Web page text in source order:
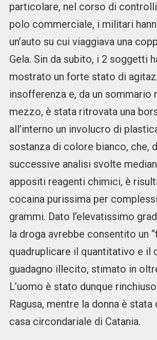
particolare, nel corso di
polo commerciale, i militari
un’auto su cui viaggiava una
Gela. Sin da subito, i 2 soggetti
mostrato un forte stato di
insofferenza e, da un sommario
mezzo, è stata ritrovata una
all’interno un involucro di
sostanza di colore bianco, che,
successive analisi svolte
appositi reagenti chimici, è
cocaina purissima per
grammi. Dato l’elevatissimo
la droga avrebbe consentito un
quadruplicare il quantitativo e il
guadagno illecito, stimato in
L’uomo è stato dunque
Ragusa, mentre la donna è
casa circondariale di Catania.